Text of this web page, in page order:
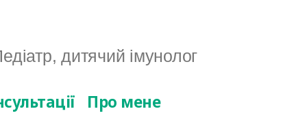
дитячий імунолог
Про мене